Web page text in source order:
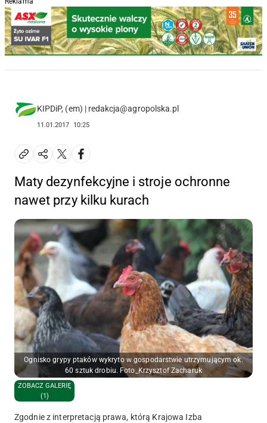
KIPDiP, (em) | redakcja@agropolska.pl
11.01.2017 10:25
Maty dezynfekcyjne i stroje ochronne
nawet przy kilku kurach
Ognisko grypy ptaków wykryto w gospodarstwie utrzymującym ok.
60 sztuk drobiu. Foto_Krzysztof Zacharuk
ZOBACZ GALERIĘ
(1)
Zgodnie z interpretacją prawa, którą Krajowa Izba